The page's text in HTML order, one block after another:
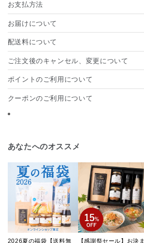
お支払方法
お届けについて
配送料について
ご注文後のキャンセル、変更について
ポイントのご利用について
クーポンのご利用について
あなたへのオススメ
2026夏の福袋【送料無
【感謝祭セール】お決ま